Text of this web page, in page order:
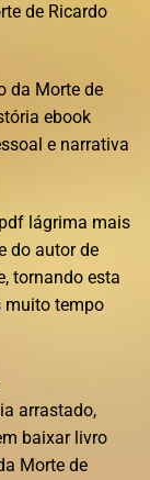
de Ricardo
da Morte de
ebook
e narrativa
lágrima mais
do autor de
tornando esta
muito tempo
arrastado,
baixar livro
Morte de